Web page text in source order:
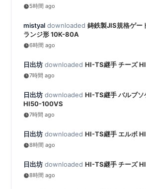
5時間 ago
mistyal downloaded 鋳鉄製JIS規格ゲー
ランジ形 10K-80A
6時間 ago
日出坊 downloaded HI-TS継手 チーズ
7時間 ago
日出坊 downloaded HI-TS継手 バルブソ
HI50-100VS
7時間 ago
日出坊 downloaded HI-TS継手 エルボ
8時間 ago
日出坊 downloaded HI-TS継手 チーズ
8時間 ago